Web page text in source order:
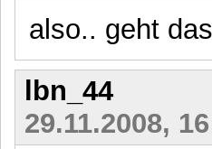
also.. geht
lbn_44
29.11.2008,